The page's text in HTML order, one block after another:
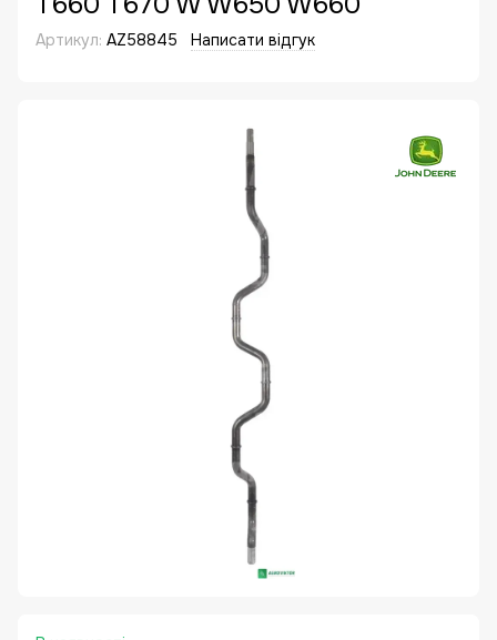
Артикул: AZ58845 Написати відгук